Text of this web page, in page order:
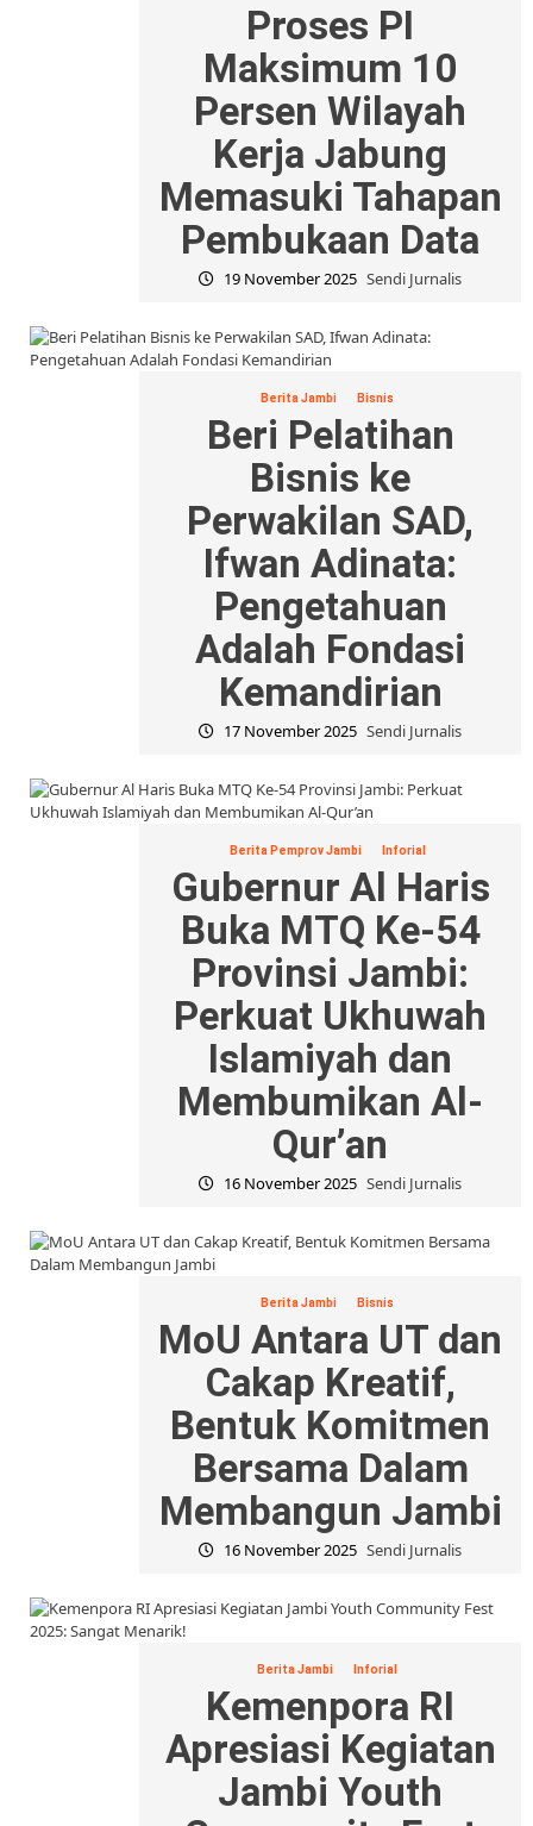
Proses PI
Maksimum 10
Persen Wilayah
Kerja Jabung
Memasuki Tahapan
Pembukaan Data
19 November 2025 Sendi Jurnalis
Berita Jambi Bisnis
Beri Pelatihan
Bisnis ke
Perwakilan SAD,
Ifwan Adinata:
Pengetahuan
Adalah Fondasi
Kemandirian
17 November 2025 Sendi Jurnalis
Berita Pemprov Jambi Inforial
Gubernur Al Haris
Buka MTQ Ke-54
Provinsi Jambi:
Perkuat Ukhuwah
Islamiyah dan
Membumikan Al-
Qur’an
16 November 2025 Sendi Jurnalis
Berita Jambi Bisnis
MoU Antara UT dan
Cakap Kreatif,
Bentuk Komitmen
Bersama Dalam
Membangun Jambi
16 November 2025 Sendi Jurnalis
Berita Jambi Inforial
Kemenpora RI
Apresiasi Kegiatan
Jambi Youth